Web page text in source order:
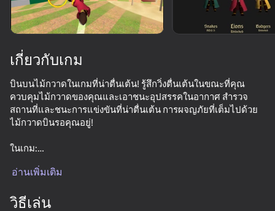
Red Ball Escape
เกี่ยวกับเกม
บินบนไม้กวาดในเกมที่น่าตื่นเต้น! รู้สึกวิ่งตื่นเต้นในขณะที่คุณ
ควบคุมไม้กวาดของคุณและเอาชนะอุปสรรคในอากาศ สำรวจ
สถานที่และชนะการแข่งขันที่น่าตื่นเต้น การผจญภัยที่เต็มไปด้วย
ไม้กวาดบินรอคุณอยู่!
ในเกม:
-โหมดการแข่งขัน
-ไม้กวาด 4 ชนิด
อ่านเพิ่มเติม
วิธีเล่น